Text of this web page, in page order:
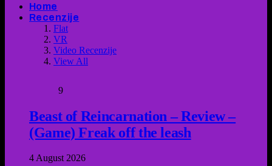
Home
Recenzije
Flat
VR
Video Recenzije
View All
9
Beast of Reincarnation – Review –
(Game) Freak off the leash
4 August 2026